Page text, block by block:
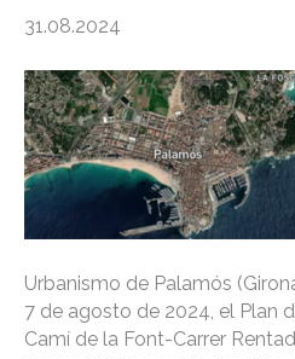
31.08.2024
Urbanismo de Palamós
7 de agosto de 2024, el Plan
Camí de la Font-Carrer